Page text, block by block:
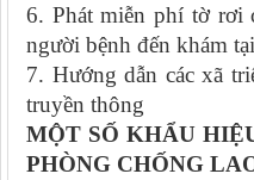
6. Phát miễn phí tờ rơi
người bệnh đến khám
7. Hướng dẫn các xã
truyền thông
MỘT SỐ KHẨU
PHÒNG CHỐNG